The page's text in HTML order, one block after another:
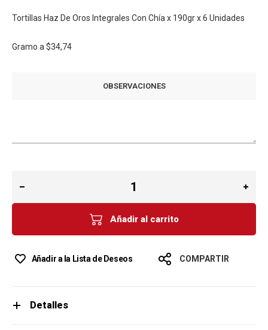
Tortillas Haz De Oros Integrales Con Chía x 190gr x 6 Unidades
Gramo a $34,74
OBSERVACIONES
Añadir al carrito
Añadir a la Lista de Deseos COMPARTIR
Detalles